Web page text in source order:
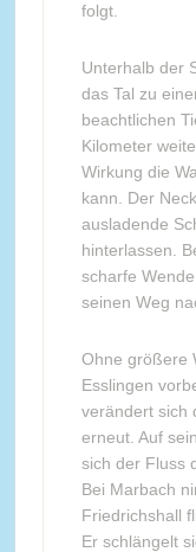
folgt.
Unterhalb der
das Tal zu
beachtlichen
Kilometer
Wirkung die
kann. Der
ausladende
hinterlassen.
scharfe
seinen Weg
Ohne größere
Esslingen
verändert sich
erneut. Auf
sich der Fluss
Bei Marbach
Friedrichshall
Er schlängelt